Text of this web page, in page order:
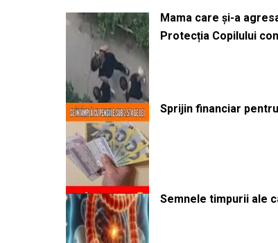
Mama care și-a
Protecția Copilului
Sprijin financiar
Semnele timpurii ale